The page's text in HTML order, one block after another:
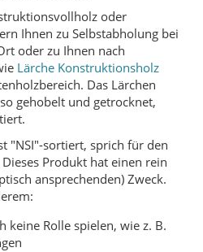
oder
Ihnen zu Selbstabholung bei
oder zu Ihnen nach
Lärche Konstruktionsholz
Das Lärchen
gehobelt und getrocknet,
"NSI"-sortiert, sprich für den
Produkt hat einen rein
ansprechenden) Zweck.
keine Rolle spielen, wie z. B.